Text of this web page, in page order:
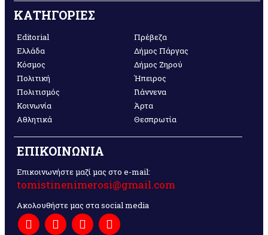
ΚΑΤΗΓΟΡΙΕΣ
Editorial
Ελλάδα
Κόσμος
Πολιτική
Πολιτισμός
Κοινωνία
Αθλητικά
Πρέβεζα
Δήμος Πάργας
Δήμος Ζηρού
Ήπειρος
Γιάννενα
Άρτα
Θεσπρωτία
ΕΠΙΚΟΙΝΩΝΙΑ
Επικοινωνήστε μαζί μας στο e-mail:
tomistinenimerosi@gmail.com
Ακολουθήστε μας στα social media